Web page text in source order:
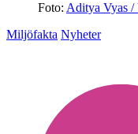
Foto: Aditya Vyas /
Miljöfakta Nyheter